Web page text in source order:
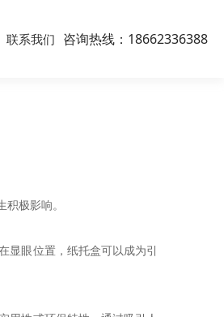
咨询热线：18662336388
联系我们
极影响。
显眼位置，纸托盒可以成为引